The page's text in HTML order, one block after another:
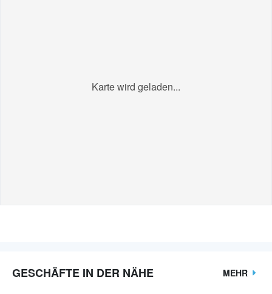
Karte wird geladen...
GESCHÄFTE IN DER NÄHE MEHR